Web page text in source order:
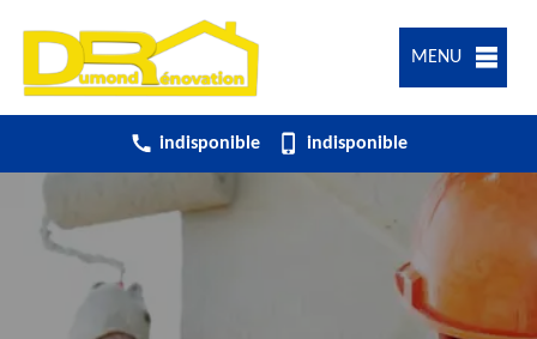
MENU
indisponible indisponible